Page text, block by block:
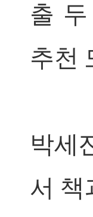
출
추천
박세
서 책